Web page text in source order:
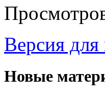
Версия для
Новые